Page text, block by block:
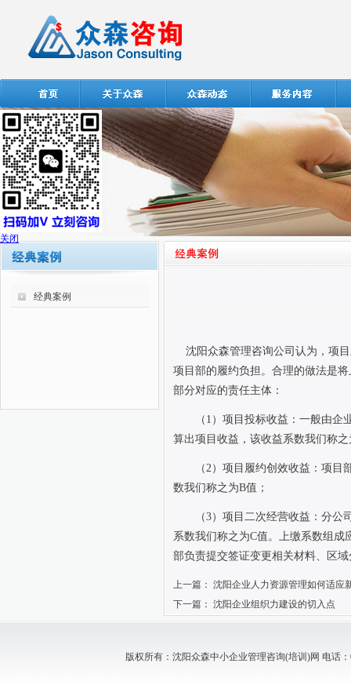
经典案例
沈阳众森管理咨询公司认为，项
项目部的履约负担。合理的做法是
部分对应的责任主体：
（1 ）项目投标收益：一般由企
算出项目收益，该收益系数我们称之
（2）项目履约创效收益：项目
数我们称之为B值；
（3）项目二次经营收益：分公
系数我们称之为C值。上缴系数组成
部负责提交签证变更相关材料、区
上一篇： 沈阳企业人力资源管理如何适应
下一篇： 沈阳企业组织力建设的切入点
版权所有：沈阳众森中小企业管理咨询(培训)网 电话：
关闭